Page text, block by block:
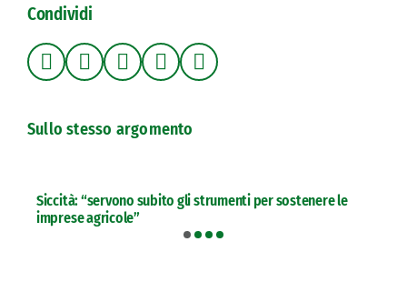
Condividi
Sullo stesso argomento
Siccità: “servono subito gli strumenti per sostenere le
imprese agricole”